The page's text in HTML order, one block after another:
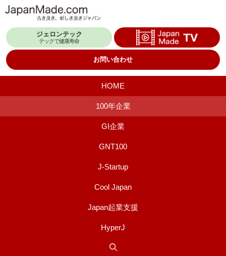
テ
ス
ジェロンテック
テックで健康寿命
お問い合わせ
HOME
100年企業
GI企業
GNT100
J-Startup
Cool Japan
Japan起業支援
HyperJ